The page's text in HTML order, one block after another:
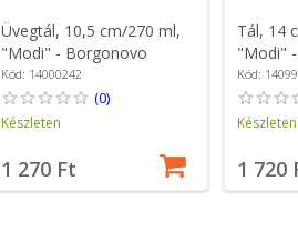
Üvegtál, 10,5 cm/270 ml,
"Modi" - Borgonovo
Kód: 14000242
(0)
Készleten
1 270 Ft
Tál, 14
"Modi"
Kód:
Készleten
1 720